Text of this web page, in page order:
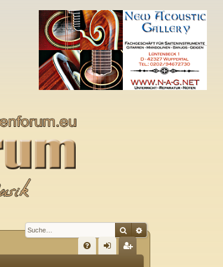
SucheErweiterte Suche
S